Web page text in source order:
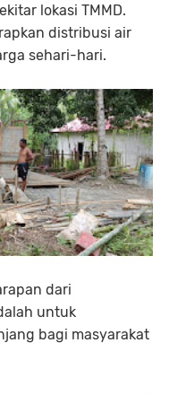
lokasi TMMD.
distribusi air
sehari-hari.
dari
untuk
bagi masyarakat